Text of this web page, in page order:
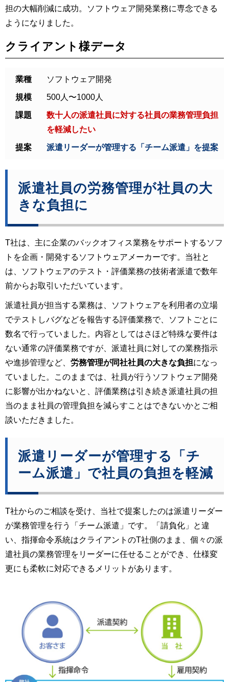
担の大幅削減に成功。ソフトウェア開発業務に専念できる
ようになりました。
クライアント様データ
業種 ソフトウェア開発
規模 500人〜1000人
課題
数十人の派遣社員に対する社員の業務管理負担
を軽減したい
提案 派遣リーダーが管理する「チーム派遣」を提案
派遣社員の労務管理が社員の大
きな負担に
T社は、主に企業のバックオフィス業務をサポートするソフ
トを企画・開発するソフトウェアメーカーです。当社と
は、ソフトウェアのテスト・評価業務の技術者派遣で数年
前からお取引いただいています。
派遣社員が担当する業務は、ソフトウェアを利用者の立場
でテストしバグなどを報告する評価業務で、ソフトごとに
数名で行っていました。内容としてはさほど特殊な要件は
ない通常の評価業務ですが、派遣社員に対しての業務指示
や進捗管理など、 労務管理が同社社員の大きな負担になっ
ていました。このままでは、社員が行うソフトウェア開発
に影響が出かねないと、評価業務は引き続き派遣社員の担
当のまま社員の管理負担を減らすことはできないかとご相
談いただきました。
派遣リーダーが管理する「チ
ーム派遣」で社員の負担を軽減
T社からのご相談を受け、当社で提案したのは派遣リーダー
が業務管理を行う「チーム派遣」です。「請負化」と違
い、指揮命令系統はクライアントのT社側のまま、個々の派
遣社員の業務管理をリーダーに任せることができ、仕様変
更にも柔軟に対応できるメリットがあります。